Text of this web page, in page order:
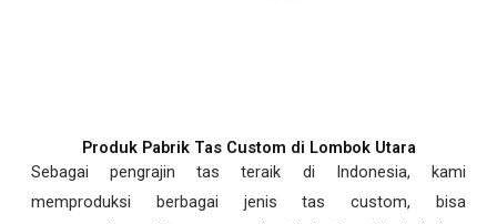
Produk Pabrik Tas Custom di Lombok Utara
Sebagai pengrajin tas teraik di Indonesia, kami
memproduksi berbagai jenis tas custom, bisa